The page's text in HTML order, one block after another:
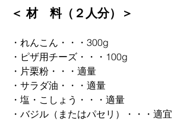
＜ 材　料（２人分）＞
・れんこん・・・300g
・ピザ⽤チーズ・・・100g
・⽚栗粉・・・適量
・サラダ油・・・適量
・塩・こしょう・・・適量
・バジル（またはパセリ）・・・適宜